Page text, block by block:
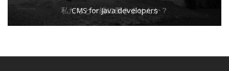
私たちと一緒に働きませんか？
CMS for Java developers